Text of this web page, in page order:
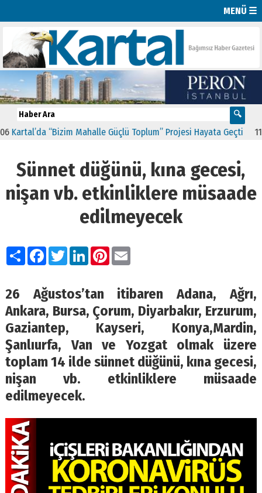
MENÜ ☰
“Bizim Mahalle Güçlü Toplum” Projesi Hayata Geçti 11:41
Sünnet düğünü, kına gecesi,
nişan vb. etkinliklere müsaade
edilmeyecek
PaylaşFacebook
TwitterLinkedIn
Pinterest
Email
26 Ağustos’tan itibaren Adana, Ağrı,
Ankara, Bursa, Çorum, Diyarbakır, Erzurum,
Gaziantep, Kayseri, Konya,Mardin,
Şanlıurfa, Van ve Yozgat olmak üzere
toplam 14 ilde sünnet düğünü, kına gecesi,
nişan vb. etkinliklere müsaade
edilmeyecek.